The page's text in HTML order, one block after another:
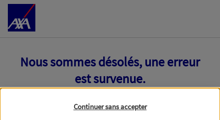
Accéder au Contenu
Nous sommes désolés, une erreur
est survenue.
Continuer sans accepter